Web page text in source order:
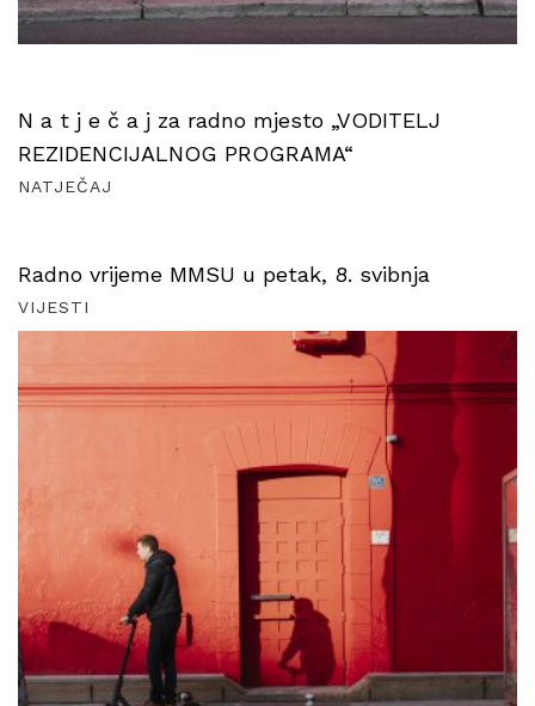
N a t j e č a j za radno mjesto „VODITELJ
REZIDENCIJALNOG PROGRAMA“
NATJEČAJ
Radno vrijeme MMSU u petak, 8. svibnja
VIJESTI